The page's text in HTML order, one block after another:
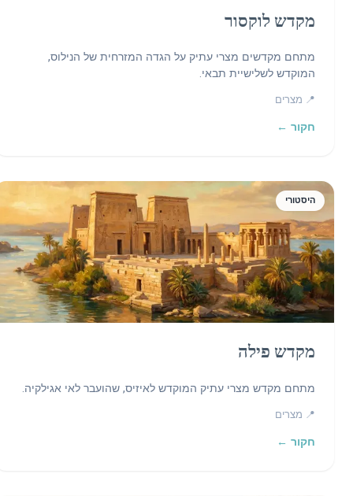
מקדש לוקסור
מתחם מקדשים מצרי עתיק על הגדה המזרחית של הנילוס,
המוקדש לשלישיית תבאי.
📍 מצרים
חקור ←
היסטורי
מקדש פילה
מתחם מקדש מצרי עתיק המוקדש לאיזיס, שהועבר לאי אגילקיה.
📍 מצרים
חקור ←